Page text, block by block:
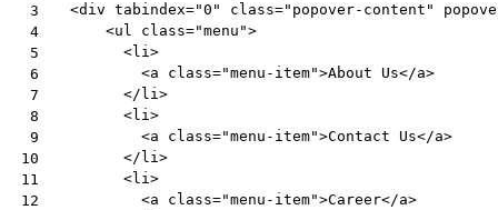
3
4
5
6
7
8
9
10
11
12
<div tabindex="0" class="popover-content"
<ul class="menu">
<li>
<a class="menu-item">About Us</a>
</ li>
<li>
<a class="menu-item">Contact Us</a>
</ li>
<li>
<a class="menu-item">Career</a>